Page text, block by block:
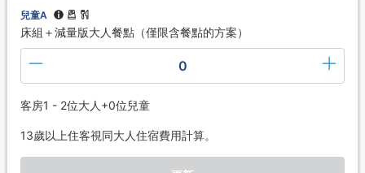
兒童A
床組＋減量版大人餐點（僅限含餐點的方案）
0
客房1 - 2位大人+0位兒童
13歲以上住客視同大人住宿費用計算。